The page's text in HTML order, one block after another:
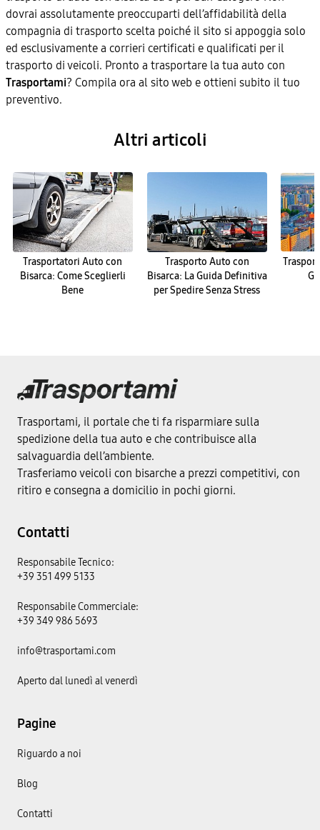
dovrai assolutamente preoccuparti dell’affidabilità della
compagnia di trasporto scelta poiché il sito si appoggia solo
ed esclusivamente a corrieri certificati e qualificati per il
trasporto di veicoli. Pronto a trasportare la tua auto con
Trasportami? Compila ora al sito web e ottieni subito il tuo
preventivo.
Altri articoli
Trasportatori Auto con
Bisarca: Come Sceglierli
Bene
Trasporto Auto con
Bisarca: La Guida Definitiva
per Spedire Senza Stress
Trasportami, il portale che ti fa risparmiare sulla
spedizione della tua auto e che contribuisce alla
salvaguardia dell’ambiente.
Trasferiamo veicoli con bisarche a prezzi competitivi, con
ritiro e consegna a domicilio in pochi giorni.
Contatti
Responsabile Tecnico:
+39 351 499 5133
Responsabile Commerciale:
+39 349 986 5693
info@trasportami.com
Aperto dal lunedì al venerdì
Pagine
Riguardo a noi
Blog
Contatti